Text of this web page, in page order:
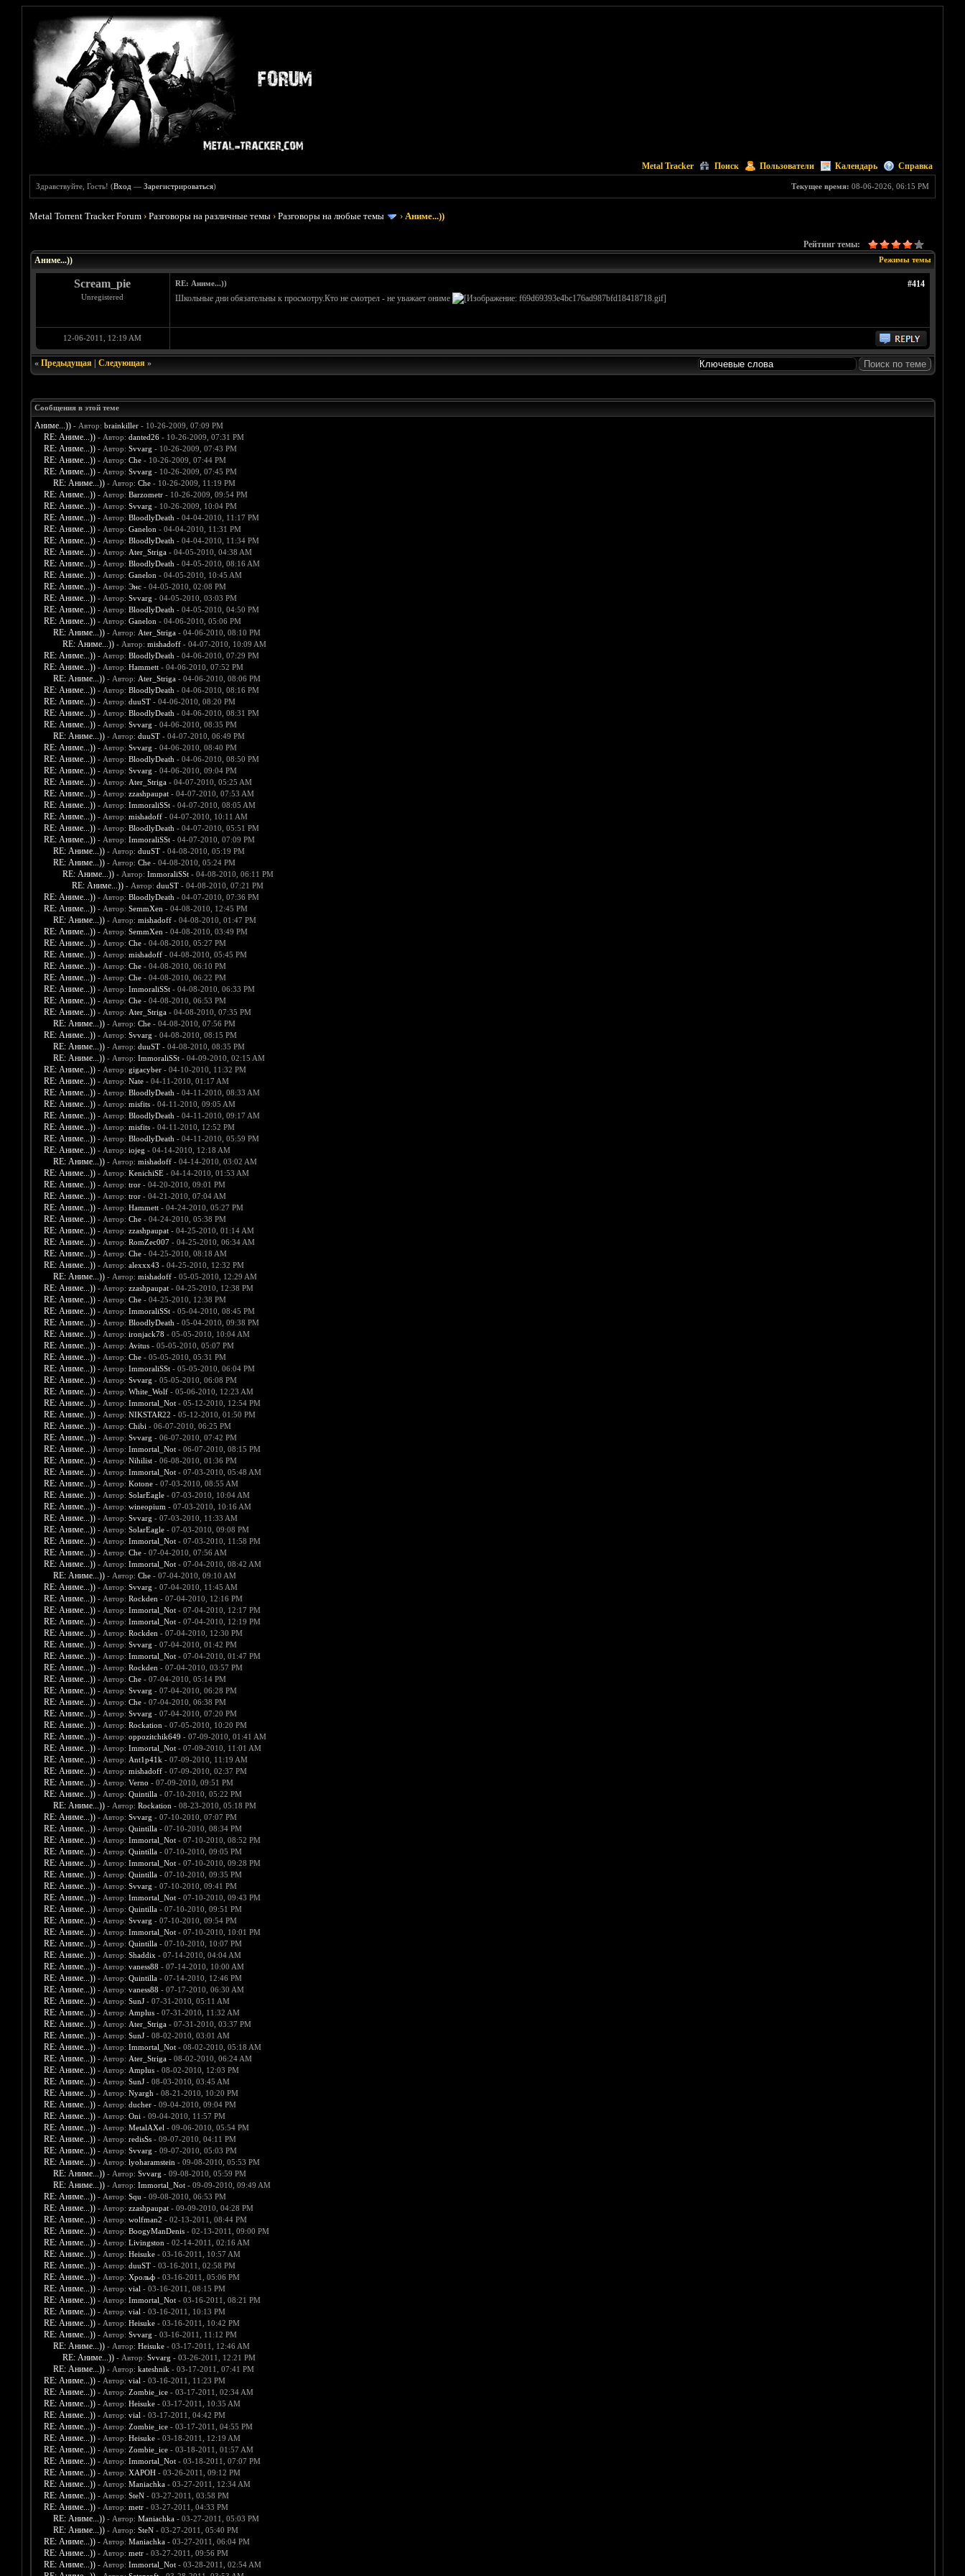
Metal Tracker Поиск Пользователи Календарь Справка
Текущее время: 08-06-2026, 06:15 PM
Здравствуйте, Гость! (Вход —Зарегистрироваться)
Metal Torrent Tracker Forum ›Разговоры на различные темы ›Разговоры на любые темы ›Аниме...))
Рейтинг темы:
Режимы темы
Аниме...))
Scream_pie
Unregistered
#414
RE: Аниме...))
Школьные дни обязательны к просмотру.Кто не смотрел - не уважает ониме
12-06-2011, 12:19 AM
« Предыдущая| Следующая»
Сообщения в этой теме
Аниме...)) - Автор: brainkiller- 10-26-2009, 07:09 PM
RE: Аниме...)) - Автор: danted26- 10-26-2009, 07:31 PM
RE: Аниме...)) - Автор: Svvarg - 10-26-2009, 07:43 PM
RE: Аниме...)) - Автор: Che- 10-26-2009, 07:44 PM
RE: Аниме...)) - Автор: Svvarg - 10-26-2009, 07:45 PM
RE: Аниме...)) - Автор: Che- 10-26-2009, 11:19 PM
RE: Аниме...)) - Автор: Barzometr- 10-26-2009, 09:54 PM
RE: Аниме...)) - Автор: Svvarg - 10-26-2009, 10:04 PM
RE: Аниме...)) - Автор: BloodlyDeath - 04-04-2010, 11:17 PM
RE: Аниме...)) - Автор: Ganelon - 04-04-2010, 11:31 PM
RE: Аниме...)) - Автор: BloodlyDeath - 04-04-2010, 11:34 PM
RE: Аниме...)) - Автор: Ater_Striga- 04-05-2010, 04:38 AM
RE: Аниме...)) - Автор: BloodlyDeath - 04-05-2010, 08:16 AM
RE: Аниме...)) - Автор: Ganelon - 04-05-2010, 10:45 AM
RE: Аниме...)) - Автор: Энс- 04-05-2010, 02:08 PM
RE: Аниме...)) - Автор: Svvarg - 04-05-2010, 03:03 PM
RE: Аниме...)) - Автор: BloodlyDeath - 04-05-2010, 04:50 PM
RE: Аниме...)) - Автор: Ganelon - 04-06-2010, 05:06 PM
RE: Аниме...)) - Автор: Ater_Striga- 04-06-2010, 08:10 PM
RE: Аниме...)) - Автор: mishadoff- 04-07-2010, 10:09 AM
RE: Аниме...)) - Автор: BloodlyDeath - 04-06-2010, 07:29 PM
RE: Аниме...)) - Автор: Hammett- 04-06-2010, 07:52 PM
RE: Аниме...)) - Автор: Ater_Striga- 04-06-2010, 08:06 PM
RE: Аниме...)) - Автор: BloodlyDeath - 04-06-2010, 08:16 PM
RE: Аниме...)) - Автор: duuST- 04-06-2010, 08:20 PM
RE: Аниме...)) - Автор: BloodlyDeath - 04-06-2010, 08:31 PM
RE: Аниме...)) - Автор: Svvarg - 04-06-2010, 08:35 PM
RE: Аниме...)) - Автор: duuST- 04-07-2010, 06:49 PM
RE: Аниме...)) - Автор: Svvarg - 04-06-2010, 08:40 PM
RE: Аниме...)) - Автор: BloodlyDeath - 04-06-2010, 08:50 PM
RE: Аниме...)) - Автор: Svvarg - 04-06-2010, 09:04 PM
RE: Аниме...)) - Автор: Ater_Striga- 04-07-2010, 05:25 AM
RE: Аниме...)) - Автор: zzashpaupat- 04-07-2010, 07:53 AM
RE: Аниме...)) - Автор: ImmoraliSSt- 04-07-2010, 08:05 AM
RE: Аниме...)) - Автор: mishadoff- 04-07-2010, 10:11 AM
RE: Аниме...)) - Автор: BloodlyDeath - 04-07-2010, 05:51 PM
RE: Аниме...)) - Автор: ImmoraliSSt- 04-07-2010, 07:09 PM
RE: Аниме...)) - Автор: duuST- 04-08-2010, 05:19 PM
RE: Аниме...)) - Автор: Che- 04-08-2010, 05:24 PM
RE: Аниме...)) - Автор: ImmoraliSSt- 04-08-2010, 06:11 PM
RE: Аниме...)) - Автор: duuST- 04-08-2010, 07:21 PM
RE: Аниме...)) - Автор: BloodlyDeath - 04-07-2010, 07:36 PM
RE: Аниме...)) - Автор: SemmXen - 04-08-2010, 12:45 PM
RE: Аниме...)) - Автор: mishadoff- 04-08-2010, 01:47 PM
RE: Аниме...)) - Автор: SemmXen - 04-08-2010, 03:49 PM
RE: Аниме...)) - Автор: Che- 04-08-2010, 05:27 PM
RE: Аниме...)) - Автор: mishadoff- 04-08-2010, 05:45 PM
RE: Аниме...)) - Автор: Che- 04-08-2010, 06:10 PM
RE: Аниме...)) - Автор: Che- 04-08-2010, 06:22 PM
RE: Аниме...)) - Автор: ImmoraliSSt- 04-08-2010, 06:33 PM
RE: Аниме...)) - Автор: Che- 04-08-2010, 06:53 PM
RE: Аниме...)) - Автор: Ater_Striga- 04-08-2010, 07:35 PM
RE: Аниме...)) - Автор: Che- 04-08-2010, 07:56 PM
RE: Аниме...)) - Автор: Svvarg - 04-08-2010, 08:15 PM
RE: Аниме...)) - Автор: duuST- 04-08-2010, 08:35 PM
RE: Аниме...)) - Автор: ImmoraliSSt- 04-09-2010, 02:15 AM
RE: Аниме...)) - Автор: gigacyber- 04-10-2010, 11:32 PM
RE: Аниме...)) - Автор: Nate- 04-11-2010, 01:17 AM
RE: Аниме...)) - Автор: BloodlyDeath - 04-11-2010, 08:33 AM
RE: Аниме...)) - Автор: misfits- 04-11-2010, 09:05 AM
RE: Аниме...)) - Автор: BloodlyDeath - 04-11-2010, 09:17 AM
RE: Аниме...)) - Автор: misfits- 04-11-2010, 12:52 PM
RE: Аниме...)) - Автор: BloodlyDeath - 04-11-2010, 05:59 PM
RE: Аниме...)) - Автор: iojeg - 04-14-2010, 12:18 AM
RE: Аниме...)) - Автор: mishadoff- 04-14-2010, 03:02 AM
RE: Аниме...)) - Автор: KenichiSE- 04-14-2010, 01:53 AM
RE: Аниме...)) - Автор: tror- 04-20-2010, 09:01 PM
RE: Аниме...)) - Автор: tror- 04-21-2010, 07:04 AM
RE: Аниме...)) - Автор: Hammett- 04-24-2010, 05:27 PM
RE: Аниме...)) - Автор: Che- 04-24-2010, 05:38 PM
RE: Аниме...)) - Автор: zzashpaupat- 04-25-2010, 01:14 AM
RE: Аниме...)) - Автор: RomZec007- 04-25-2010, 06:34 AM
RE: Аниме...)) - Автор: Che- 04-25-2010, 08:18 AM
RE: Аниме...)) - Автор: alexxx43 - 04-25-2010, 12:32 PM
RE: Аниме...)) - Автор: mishadoff- 05-05-2010, 12:29 AM
RE: Аниме...)) - Автор: zzashpaupat- 04-25-2010, 12:38 PM
RE: Аниме...)) - Автор: Che- 04-25-2010, 12:38 PM
RE: Аниме...)) - Автор: ImmoraliSSt- 05-04-2010, 08:45 PM
RE: Аниме...)) - Автор: BloodlyDeath - 05-04-2010, 09:38 PM
RE: Аниме...)) - Автор: ironjack78 - 05-05-2010, 10:04 AM
RE: Аниме...)) - Автор: Avitus- 05-05-2010, 05:07 PM
RE: Аниме...)) - Автор: Che- 05-05-2010, 05:31 PM
RE: Аниме...)) - Автор: ImmoraliSSt- 05-05-2010, 06:04 PM
RE: Аниме...)) - Автор: Svvarg - 05-05-2010, 06:08 PM
RE: Аниме...)) - Автор: White_Wolf- 05-06-2010, 12:23 AM
RE: Аниме...)) - Автор: Immortal_Not- 05-12-2010, 12:54 PM
RE: Аниме...)) - Автор: NIKSTAR22 - 05-12-2010, 01:50 PM
RE: Аниме...)) - Автор: Chibi - 06-07-2010, 06:25 PM
RE: Аниме...)) - Автор: Svvarg - 06-07-2010, 07:42 PM
RE: Аниме...)) - Автор: Immortal_Not- 06-07-2010, 08:15 PM
RE: Аниме...)) - Автор: Nihilist- 06-08-2010, 01:36 PM
RE: Аниме...)) - Автор: Immortal_Not- 07-03-2010, 05:48 AM
RE: Аниме...)) - Автор: Kotone- 07-03-2010, 08:55 AM
RE: Аниме...)) - Автор: SolarEagle- 07-03-2010, 10:04 AM
RE: Аниме...)) - Автор: wineopium - 07-03-2010, 10:16 AM
RE: Аниме...)) - Автор: Svvarg - 07-03-2010, 11:33 AM
RE: Аниме...)) - Автор: SolarEagle- 07-03-2010, 09:08 PM
RE: Аниме...)) - Автор: Immortal_Not- 07-03-2010, 11:58 PM
RE: Аниме...)) - Автор: Che- 07-04-2010, 07:56 AM
RE: Аниме...)) - Автор: Immortal_Not- 07-04-2010, 08:42 AM
RE: Аниме...)) - Автор: Che- 07-04-2010, 09:10 AM
RE: Аниме...)) - Автор: Svvarg - 07-04-2010, 11:45 AM
RE: Аниме...)) - Автор: Rockden - 07-04-2010, 12:16 PM
RE: Аниме...)) - Автор: Immortal_Not- 07-04-2010, 12:17 PM
RE: Аниме...)) - Автор: Immortal_Not- 07-04-2010, 12:19 PM
RE: Аниме...)) - Автор: Rockden - 07-04-2010, 12:30 PM
RE: Аниме...)) - Автор: Svvarg - 07-04-2010, 01:42 PM
RE: Аниме...)) - Автор: Immortal_Not- 07-04-2010, 01:47 PM
RE: Аниме...)) - Автор: Rockden - 07-04-2010, 03:57 PM
RE: Аниме...)) - Автор: Che- 07-04-2010, 05:14 PM
RE: Аниме...)) - Автор: Svvarg - 07-04-2010, 06:28 PM
RE: Аниме...)) - Автор: Che- 07-04-2010, 06:38 PM
RE: Аниме...)) - Автор: Svvarg - 07-04-2010, 07:20 PM
RE: Аниме...)) - Автор: Rockation - 07-05-2010, 10:20 PM
RE: Аниме...)) - Автор: oppozitchik649 - 07-09-2010, 01:41 AM
RE: Аниме...)) - Автор: Immortal_Not- 07-09-2010, 11:01 AM
RE: Аниме...)) - Автор: Ant1p41k - 07-09-2010, 11:19 AM
RE: Аниме...)) - Автор: mishadoff- 07-09-2010, 02:37 PM
RE: Аниме...)) - Автор: Verno - 07-09-2010, 09:51 PM
RE: Аниме...)) - Автор: Quintilla- 07-10-2010, 05:22 PM
RE: Аниме...)) - Автор: Rockation - 08-23-2010, 05:18 PM
RE: Аниме...)) - Автор: Svvarg - 07-10-2010, 07:07 PM
RE: Аниме...)) - Автор: Quintilla- 07-10-2010, 08:34 PM
RE: Аниме...)) - Автор: Immortal_Not- 07-10-2010, 08:52 PM
RE: Аниме...)) - Автор: Quintilla- 07-10-2010, 09:05 PM
RE: Аниме...)) - Автор: Immortal_Not- 07-10-2010, 09:28 PM
RE: Аниме...)) - Автор: Quintilla- 07-10-2010, 09:35 PM
RE: Аниме...)) - Автор: Svvarg - 07-10-2010, 09:41 PM
RE: Аниме...)) - Автор: Immortal_Not- 07-10-2010, 09:43 PM
RE: Аниме...)) - Автор: Quintilla- 07-10-2010, 09:51 PM
RE: Аниме...)) - Автор: Svvarg - 07-10-2010, 09:54 PM
RE: Аниме...)) - Автор: Immortal_Not- 07-10-2010, 10:01 PM
RE: Аниме...)) - Автор: Quintilla- 07-10-2010, 10:07 PM
RE: Аниме...)) - Автор: Shaddix - 07-14-2010, 04:04 AM
RE: Аниме...)) - Автор: vaness88 - 07-14-2010, 10:00 AM
RE: Аниме...)) - Автор: Quintilla- 07-14-2010, 12:46 PM
RE: Аниме...)) - Автор: vaness88 - 07-17-2010, 06:30 AM
RE: Аниме...)) - Автор: SunJ- 07-31-2010, 05:11 AM
RE: Аниме...)) - Автор: Amplus- 07-31-2010, 11:32 AM
RE: Аниме...)) - Автор: Ater_Striga- 07-31-2010, 03:37 PM
RE: Аниме...)) - Автор: SunJ- 08-02-2010, 03:01 AM
RE: Аниме...)) - Автор: Immortal_Not- 08-02-2010, 05:18 AM
RE: Аниме...)) - Автор: Ater_Striga- 08-02-2010, 06:24 AM
RE: Аниме...)) - Автор: Amplus- 08-02-2010, 12:03 PM
RE: Аниме...)) - Автор: SunJ- 08-03-2010, 03:45 AM
RE: Аниме...)) - Автор: Nyargh - 08-21-2010, 10:20 PM
RE: Аниме...)) - Автор: ducher- 09-04-2010, 09:04 PM
RE: Аниме...)) - Автор: Oni - 09-04-2010, 11:57 PM
RE: Аниме...)) - Автор: MetalAXel - 09-06-2010, 05:54 PM
RE: Аниме...)) - Автор: redisSs- 09-07-2010, 04:11 PM
RE: Аниме...)) - Автор: Svvarg - 09-07-2010, 05:03 PM
RE: Аниме...)) - Автор: lyoharamstein - 09-08-2010, 05:53 PM
RE: Аниме...)) - Автор: Svvarg - 09-08-2010, 05:59 PM
RE: Аниме...)) - Автор: Immortal_Not- 09-09-2010, 09:49 AM
RE: Аниме...)) - Автор: Squ - 09-08-2010, 06:53 PM
RE: Аниме...)) - Автор: zzashpaupat- 09-09-2010, 04:28 PM
RE: Аниме...)) - Автор: wolfman2 - 02-13-2011, 08:44 PM
RE: Аниме...)) - Автор: BoogyManDenis- 02-13-2011, 09:00 PM
RE: Аниме...)) - Автор: Livingston - 02-14-2011, 02:16 AM
RE: Аниме...)) - Автор: Heisuke- 03-16-2011, 10:57 AM
RE: Аниме...)) - Автор: duuST- 03-16-2011, 02:58 PM
RE: Аниме...)) - Автор: Хрольф- 03-16-2011, 05:06 PM
RE: Аниме...)) - Автор: vial - 03-16-2011, 08:15 PM
RE: Аниме...)) - Автор: Immortal_Not- 03-16-2011, 08:21 PM
RE: Аниме...)) - Автор: vial - 03-16-2011, 10:13 PM
RE: Аниме...)) - Автор: Heisuke- 03-16-2011, 10:42 PM
RE: Аниме...)) - Автор: Svvarg - 03-16-2011, 11:12 PM
RE: Аниме...)) - Автор: Heisuke- 03-17-2011, 12:46 AM
RE: Аниме...)) - Автор: Svvarg - 03-26-2011, 12:21 PM
RE: Аниме...)) - Автор: kateshnik - 03-17-2011, 07:41 PM
RE: Аниме...)) - Автор: vial - 03-16-2011, 11:23 PM
RE: Аниме...)) - Автор: Zombie_ice- 03-17-2011, 02:34 AM
RE: Аниме...)) - Автор: Heisuke- 03-17-2011, 10:35 AM
RE: Аниме...)) - Автор: vial - 03-17-2011, 04:42 PM
RE: Аниме...)) - Автор: Zombie_ice- 03-17-2011, 04:55 PM
RE: Аниме...)) - Автор: Heisuke- 03-18-2011, 12:19 AM
RE: Аниме...)) - Автор: Zombie_ice- 03-18-2011, 01:57 AM
RE: Аниме...)) - Автор: Immortal_Not- 03-18-2011, 07:07 PM
RE: Аниме...)) - Автор: XAPOH- 03-26-2011, 09:12 PM
RE: Аниме...)) - Автор: Maniachka- 03-27-2011, 12:34 AM
RE: Аниме...)) - Автор: SteN- 03-27-2011, 03:58 PM
RE: Аниме...)) - Автор: metr- 03-27-2011, 04:33 PM
RE: Аниме...)) - Автор: Maniachka- 03-27-2011, 05:03 PM
RE: Аниме...)) - Автор: SteN- 03-27-2011, 05:40 PM
RE: Аниме...)) - Автор: Maniachka- 03-27-2011, 06:04 PM
RE: Аниме...)) - Автор: metr- 03-27-2011, 09:56 PM
RE: Аниме...)) - Автор: Immortal_Not- 03-28-2011, 02:54 AM